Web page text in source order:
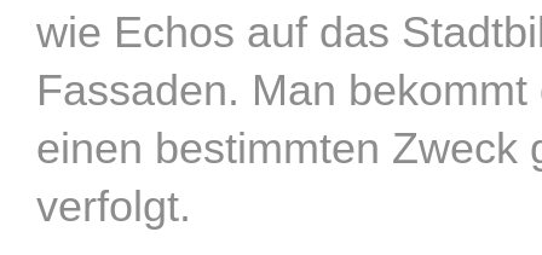
wie Echos auf das
Fassaden. Man
einen bestimmten Zweck
verfolgt.